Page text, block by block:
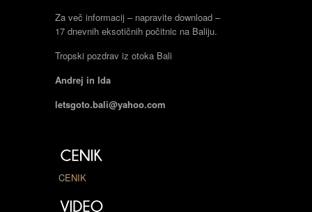
Za več informacij – napravite download –
17 dnevnih eksotičnih počitnic na Baliju.
Tropski pozdrav iz otoka Bali
Andrej in Ida
letsgoto.bali@yahoo.com
CENIK